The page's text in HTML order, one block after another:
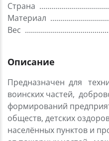
Страна
Материал
Вес
Описание
Предназначен для
воинских частей,
формирований
обществ, детских
населённых пунктов и